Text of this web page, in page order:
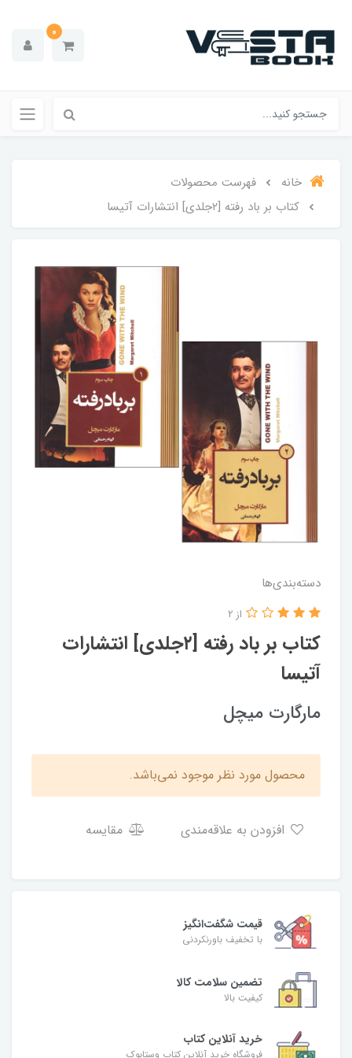
0
خانه
فهرست محصولات
کتاب بر باد رفته [۲جلدی] انتشارات آتیسا
دسته‌بندی‌ها
کتاب بر باد رفته [۲جلدی] انتشارات
آتیسا
از 2
مارگارت میچل
محصول مورد نظر موجود نمی‌باشد.
مقایسه
قیمت شگفت‌انگیز
با تخفیف باورنکردنی
تضمین سلامت کالا
کیفیت بالا
خرید آنلاین کتاب
فروشگاه خرید آنلاین کتاب وستابوک